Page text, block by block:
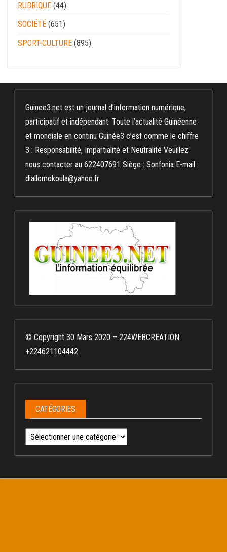
RUBRIQUE (44)
SOCIÉTÉ (651)
SPORT-CULTURE (895)
Guinee3.net est un journal d’information numérique,
participatif et indépendant. Toute l’actualité Guinéenne
et mondiale en continu Guinée3 c’est comme le chiffre
3 : Responsabilité, Impartialité et Neutralité Veuillez
nous contacter au 622407691 Siège : Sonfonia E-mail :
diallomokoula@yahoo.fr
© Copyright 30 Mars 2020 – 224WEBCREATION
+224621104442
CATÉGORIES
Catégories